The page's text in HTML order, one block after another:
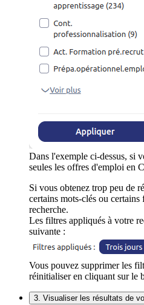
Dans l'exemple ci-dessus, si
seules les offres d'emploi en
Si vous obtenez trop peu de
certains mots-clés ou
recherche.
Les filtres appliqués à votre
suivante :
Vous pouvez supprimer les
réinitialiser en cliquant sur le
3. Visualiser les résultats de